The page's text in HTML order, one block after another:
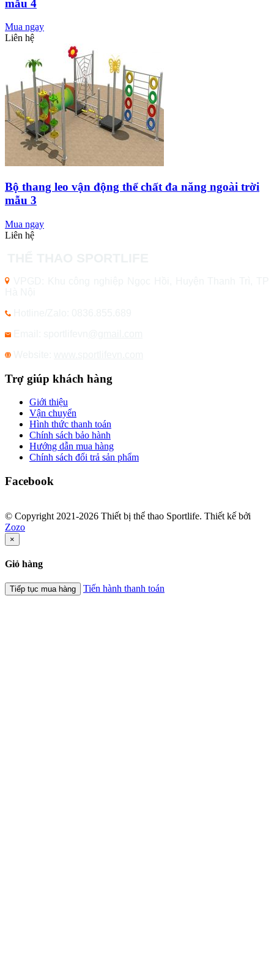
mẫu 4
Mua ngay
Liên hệ
Bộ thang leo vận động thể chất đa năng ngoài trời
mẫu 3
Mua ngay
Liên hệ
Trợ giúp khách hàng
Giới thiệu
Vận chuyển
Hình thức thanh toán
Chính sách bảo hành
Hướng dẫn mua hàng
Chính sách đổi trả sản phẩm
Facebook
© Copyright 2021-2026 Thiết bị thể thao Sportlife. Thiết kế bởi
Zozo
×
Giỏ hàng
Tiếp tục mua hàng Tiến hành thanh toán